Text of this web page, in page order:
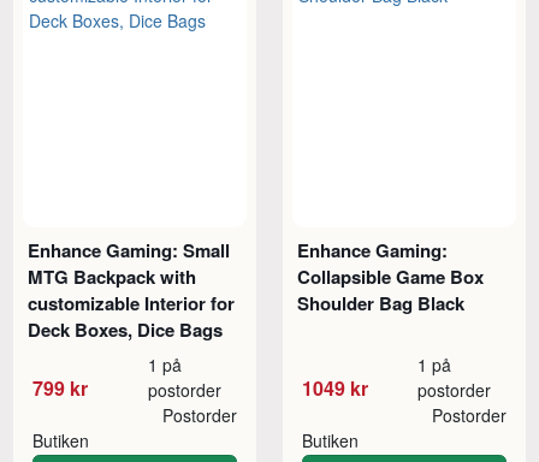
Enhance Gaming: Small
MTG Backpack with
customizable Interior for
Deck Boxes, Dice Bags
799 kr
1 på
postorder
Butiken
Postorder
Enhance Gaming:
Collapsible Game Box
Shoulder Bag Black
1049 kr
1 på
postorder
Butiken
Postorder